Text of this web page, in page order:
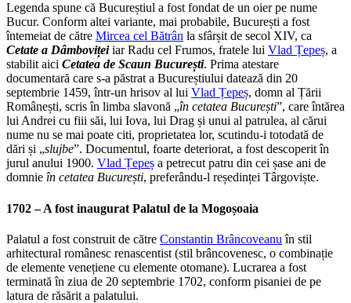
Legenda spune că Bucureștiul a fost fondat de un oier pe nume
Bucur. Conform altei variante, mai probabile, București a fost
întemeiat de către Mircea cel Bătrân la sfârșit de secol XIV, ca
Cetate a Dâmbovițeiiar Radu cel Frumos, fratele lui Vlad Țepeș, a
stabilit aici Cetatea de Scaun București. Prima atestare
documentară care s-a păstrat a Bucureștiului datează din 20
septembrie 1459, într-un hrisov al lui Vlad Țepeș, domn al Țării
Românești, scris în limba slavonă „în cetatea București”, care întărea
lui Andrei cu fiii săi, lui Iova, lui Drag și unui al patrulea, al cărui
nume nu se mai poate citi, proprietatea lor, scutindu-i totodată de
dări și „slujbe”. Documentul, foarte deteriorat, a fost descoperit în
jurul anului 1900. Vlad Țepeș a petrecut patru din cei șase ani de
domnie în cetatea București, preferându-l reședinței Târgoviște.
1702 – A fost inaugurat Palatul de la Mogoșoaia
Palatul a fost construit de către Constantin Brâncoveanu în stil
arhitectural românesc renascentist (stil brâncovenesc, o combinație
de elemente venețiene cu elemente otomane). Lucrarea a fost
terminată în ziua de 20 septembrie 1702, conform pisaniei de pe
latura de răsărit a palatului.